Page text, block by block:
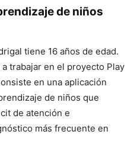
de niños
tiene 16 años de edad.
trabajar en el proyecto Play
en una aplicación
de niños que
de atención e
más frecuente en